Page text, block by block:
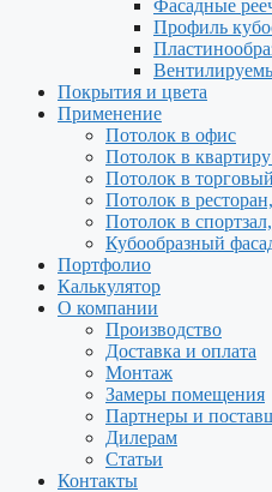
Фасадные
Профиль
Покрытия и цвета
Применение
Потолок в офис
Потолок в
Потолок в
Потолок в
Потолок в
Кубообразный
Портфолио
Калькулятор
О компании
Производство
Доставка и оплата
Монтаж
Замеры помещения
Партнеры и
Дилерам
Статьи
Контакты